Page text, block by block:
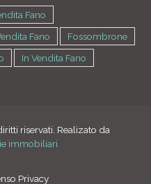
Fano
Fano
Fossombrone
In Vendita Fano
riservati. Realizato da
immobiliari
Privacy